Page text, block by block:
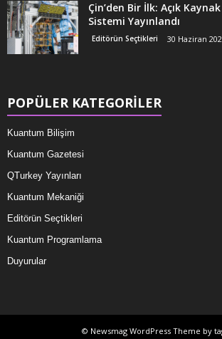
Çin’den Bir İlk: Açık
Sistemi Yayınlandı
Editörün Seçtikleri 30 Haziran
POPÜLER KATEGORİLER
Kuantum Bilişim
Kuantum Gazetesi
QTurkey Yayınları
Kuantum Mekaniği
Editörün Seçtikleri
Kuantum Programlama
Duyurular
© Newsmag WordPress Theme by